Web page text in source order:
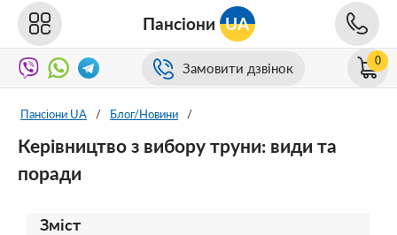
Пансіони UA
Замовити дзвінок 0
Пансіони UA / Блог/Новини /
Керівництво з вибору труни: види та
поради
Зміст